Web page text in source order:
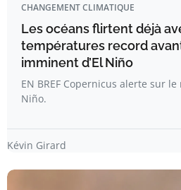
CHANGEMENT CLIMATIQUE
Les océans flirtent déjà
températures record
imminent d’El Niño
EN BREF Copernicus alerte sur
Niño.
Kévin Girard